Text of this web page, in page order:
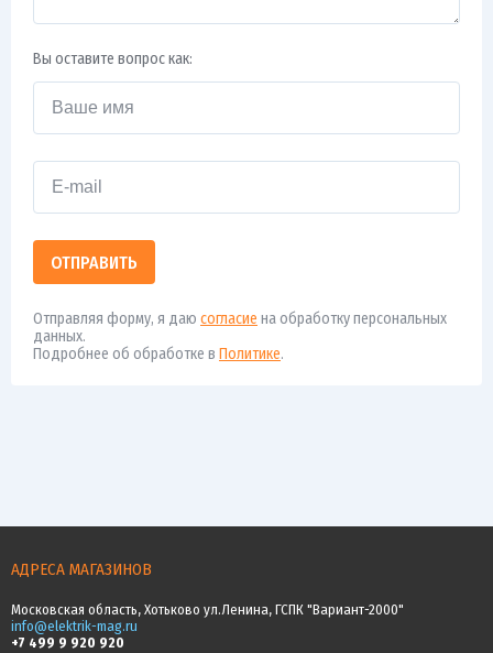
Вы оставите вопрос как:
ОТПРАВИТЬ
Отправляя форму, я даю согласие на обработку персональных
данных.
Подробнее об обработке в Политике.
АДРЕСА МАГАЗИНОВ
Московская область, Хотьково ул.Ленина, ГСПК "Вариант-2000"
info@elektrik-mag.ru
+7 499 9 920 920